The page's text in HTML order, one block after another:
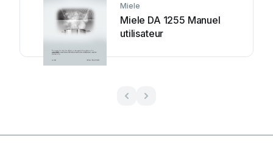
Miele
Miele DA 1255 Manuel
utilisateur